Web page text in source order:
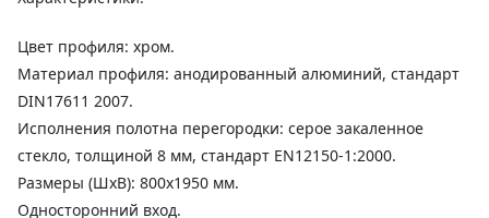
Цвет профиля: хром.
Материал профиля: анодированный алюминий, стандарт
DIN17611 2007.
Исполнения полотна перегородки: серое закаленное
стекло, толщиной 8 мм, стандарт EN12150-1:2000.
Размеры (ШхВ): 800х1950 мм.
Односторонний вход.